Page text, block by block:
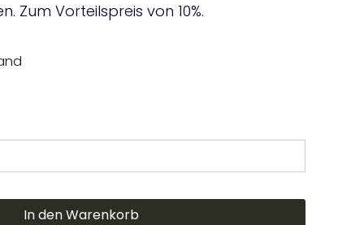
Zum Vorteilspreis von 10%.
In den Warenkorb